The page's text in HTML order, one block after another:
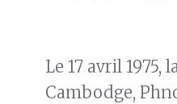
Le 17 avril 1975,
Cambodge,